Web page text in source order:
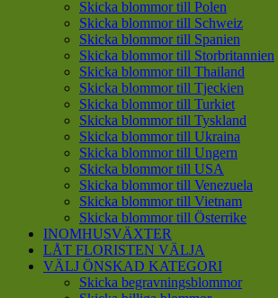
Skicka blommor till Polen
Skicka blommor till Schweiz
Skicka blommor till Spanien
Skicka blommor till Storbritannien
Skicka blommor till Thailand
Skicka blommor till Tjeckien
Skicka blommor till Turkiet
Skicka blommor till Tyskland
Skicka blommor till Ukraina
Skicka blommor till Ungern
Skicka blommor till USA
Skicka blommor till Venezuela
Skicka blommor till Vietnam
Skicka blommor till Österrike
INOMHUSVÄXTER
LÅT FLORISTEN VÄLJA
VÄLJ ÖNSKAD KATEGORI
Skicka begravningsblommor